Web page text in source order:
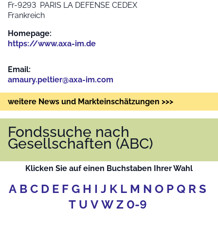
Fr-9293 PARIS LA DEFENSE CEDEX
Frankreich
Homepage:
https://www.axa-im.de
Email:
amaury.peltier@axa-im.com
weitere News und Markteinschätzungen >>>
Fondssuche nach
Gesellschaften (ABC)
Klicken Sie auf einen Buchstaben Ihrer Wahl
A B C D E F G H I J K L M N O P Q R S
T U V W Z 0-9